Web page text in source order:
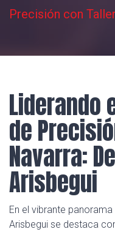
Precisión con
Liderando
de
Navarra:
Arisbegui
En el vibrante
Arisbegui se destaca